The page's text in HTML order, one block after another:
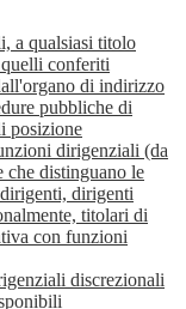
a qualsiasi titolo
conferiti
di indirizzo
pubbliche di
posizione
dirigenziali (da
che distinguano le
dirigenti
titolari di
con funzioni
discrezionali